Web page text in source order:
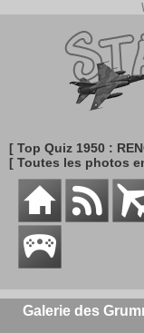
[ Top Quiz 1950 :
[ Toutes les photos
Galerie des